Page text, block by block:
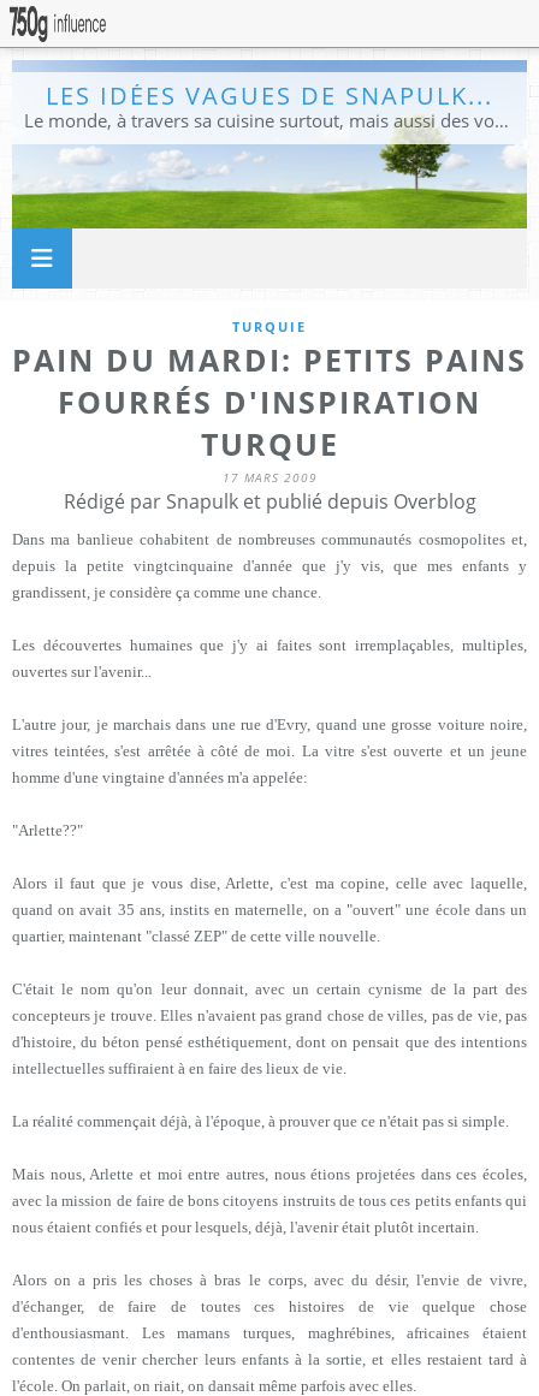
LES IDÉES VAGUES DE SNAPULK...
Le monde, à travers sa cuisine surtout, mais aussi des voyages, et des idées.
TURQUIE
PAIN DU MARDI: PETITS PAINS
FOURRÉS D'INSPIRATION
TURQUE
17 MARS 2009
Rédigé par Snapulk et publié depuis Overblog
Dans ma banlieue cohabitent de nombreuses communautés cosmopolites et,
depuis la petite vingtcinquaine d'année que j'y vis, que mes enfants y
grandissent, je considère ça comme une chance.
Les découvertes humaines que j'y ai faites sont irremplaçables, multiples,
ouvertes sur l'avenir...
L'autre jour, je marchais dans une rue d'Evry, quand une grosse voiture noire,
vitres teintées, s'est arrêtée à côté de moi. La vitre s'est ouverte et un jeune
homme d'une vingtaine d'années m'a appelée:
"Arlette??"
Alors il faut que je vous dise, Arlette, c'est ma copine, celle avec laquelle,
quand on avait 35 ans, instits en maternelle, on a "ouvert" une école dans un
quartier, maintenant "classé ZEP" de cette ville nouvelle.
C'était le nom qu'on leur donnait, avec un certain cynisme de la part des
concepteurs je trouve. Elles n'avaient pas grand chose de villes, pas de vie, pas
d'histoire, du béton pensé esthétiquement, dont on pensait que des intentions
intellectuelles suffiraient à en faire des lieux de vie.
La réalité commençait déjà, à l'époque, à prouver que ce n'était pas si simple.
Mais nous, Arlette et moi entre autres, nous étions projetées dans ces écoles,
avec la mission de faire de bons citoyens instruits de tous ces petits enfants qui
nous étaient confiés et pour lesquels, déjà, l'avenir était plutôt incertain.
Alors on a pris les choses à bras le corps, avec du désir, l'envie de vivre,
d'échanger, de faire de toutes ces histoires de vie quelque chose
d'enthousiasmant. Les mamans turques, maghrébines, africaines étaient
contentes de venir chercher leurs enfants à la sortie, et elles restaient tard à
l'école. On parlait, on riait, on dansait même parfois avec elles.